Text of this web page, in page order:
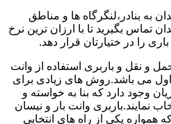
به بنادر،لنگرگاه ها و مناطق
تماس بگیرید تا با ارزان ترین نرخ
را در ختیارتان قرار دهد.
و نقل و باربری استفاده از وانت
می باشد.روش های زیادی برای
وجود دارد که بنا به خواسته و
نمایند.باربری وانت بار و نیسان
همواره یکی از راه های انتخابی